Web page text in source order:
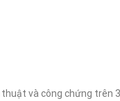
và công chứng trên